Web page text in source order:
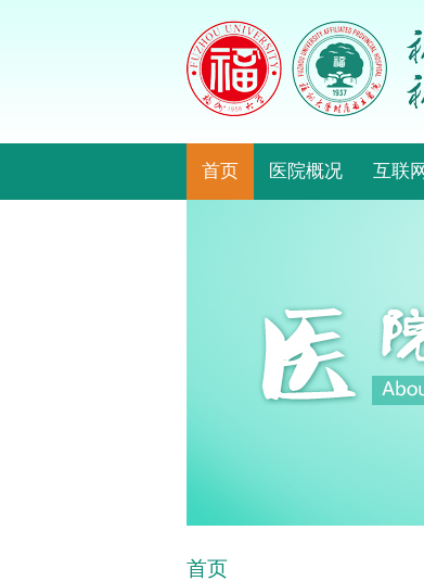
首页 医院概况 互联
首页